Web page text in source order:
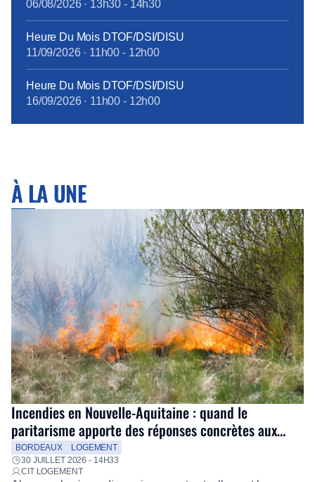
06/08/2026· 13h30 - 14h30
Heure Du Mois DTOF/DSI/DISU
11/09/2026· 11h00 - 12h00
Heure Du Mois DTOF/DSI/DISU
16/09/2026· 11h00 - 12h00
À LA UNE
Incendies en Nouvelle-Aquitaine : quand le
paritarisme apporte des réponses concrètes aux
salariés
BORDEAUX
LOGEMENT
30 JUILLET 2026 - 14H33
CIT LOGEMENT